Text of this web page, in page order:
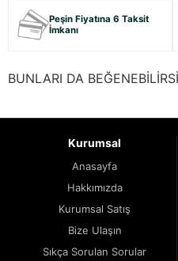
Peşin Fiyatına 6 Taksit
İmkanı
BUNLARI DA
Kurumsal
Anasayfa
Hakkımızda
Kurumsal Satış
Bize Ulaşın
Sıkça Sorulan Sorular